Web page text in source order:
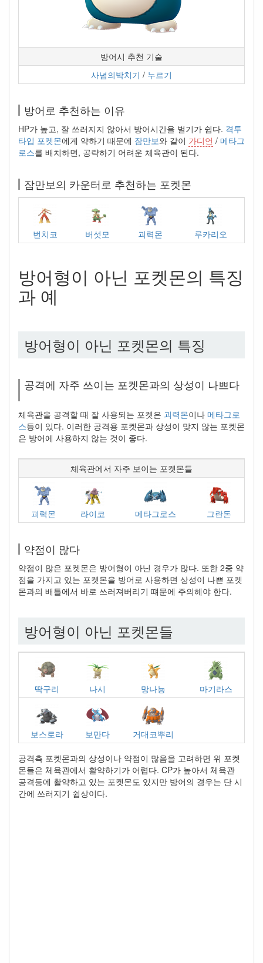
방어시 추천 기술
사념의박치기 / 누르기
방어로 추천하는 이유
HP가 높고, 잘 쓰러지지 않아서 방어시간을 벌기가 쉽다. 격투
타입 포켓몬에게 약하기 때문에 잠만보와 같이 가디언 / 메타그
로스를 배치하면, 공략하기 어려운 체육관이 된다.
잠만보의 카운터로 추천하는 포켓몬
번치코 버섯모 괴력몬 루카리오
방어형이 아닌 포켓몬의 특징
과 예
방어형이 아닌 포켓몬의 특징
공격에 자주 쓰이는 포켓몬과의 상성이 나쁘다
체육관을 공격할 때 잘 사용되는 포켓은 괴력몬이나 메타그로
스등이 있다. 이러한 공격용 포켓몬과 상성이 맞지 않는 포켓몬
은 방어에 사용하지 않는 것이 좋다.
체육관에서 자주 보이는 포켓몬들
괴력몬 라이코 메타그로스 그란돈
약점이 많다
약점이 많은 포켓몬은 방어형이 아닌 경우가 많다. 또한 2중 약
점을 가지고 있는 포켓몬을 방어로 사용하면 상성이 나쁜 포켓
몬과의 배틀에서 바로 쓰러져버리기 떄문에 주의헤야 한다.
방어형이 아닌 포켓몬들
딱구리 나시 망나뇽 마기라스
보스로라 보만다 거대코뿌리
공격측 포켓몬과의 상성이나 약점이 많음을 고려하면 위 포켓
몬들은 체육관에서 활약하기가 어렵다. CP가 높아서 체육관
공격등에 활약하고 있는 포켓몬도 있지만 방어의 경우는 단 시
간에 쓰러지기 쉽상이다.